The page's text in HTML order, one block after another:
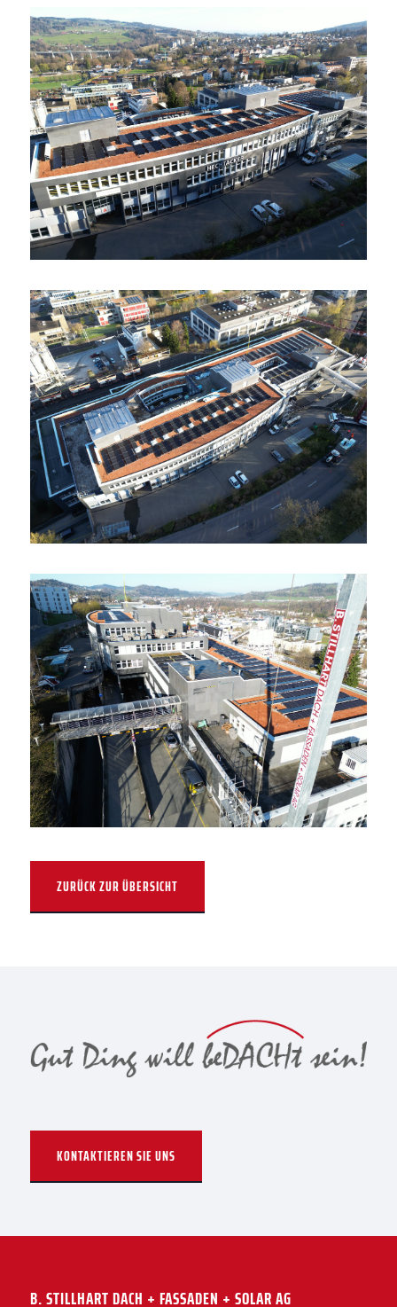
ZURÜCK ZUR ÜBERSICHT
KONTAKTIEREN SIE UNS
B. STILLHART DACH + FASSADEN + SOLAR AG